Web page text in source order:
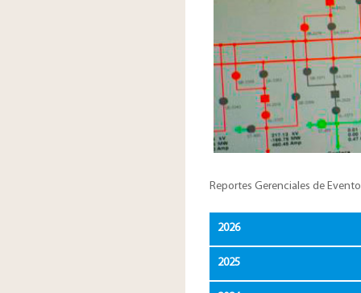
Reportes Gerenciales de
2026
2025